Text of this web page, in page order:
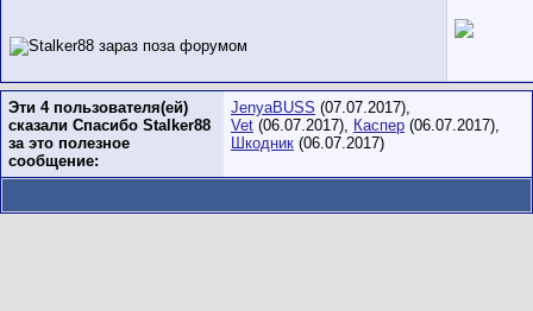
Эти 4 пользователя(ей)
сказали Спасибо Stalker88
за это полезное
сообщение:
JenyaBUSS (07.07.2017),
Vet (06.07.2017), Каспер (06.07.2017),
Шкодник (06.07.2017)